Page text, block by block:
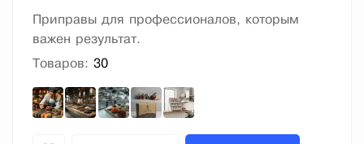
Приправы для профессионалов, которым
важен результат.
Товаров: 30